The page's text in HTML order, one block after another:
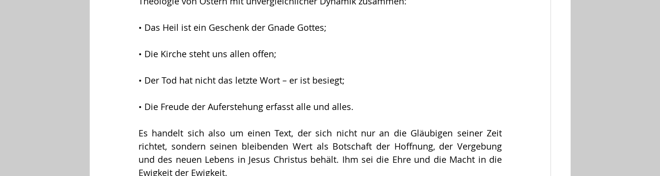
• Das Heil ist ein Geschenk der Gnade Gottes;
• Die Kirche steht uns allen offen;
• Der Tod hat nicht das letzte Wort – er ist besiegt;
• Die Freude der Auferstehung erfasst alle und alles.
Es handelt sich also um einen Text, der sich nicht nur an die Gläubigen seiner Zeit
richtet, sondern seinen bleibenden Wert als Botschaft der Hoffnung, der Vergebung
und des neuen Lebens in Jesus Christus behält. Ihm sei die Ehre und die Macht in die
Ewigkeit der Ewigkeit.